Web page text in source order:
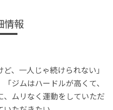
情報
、一人じゃ続けられない」
ジムはハードルが高くて、
、ムリなく運動をしていただ